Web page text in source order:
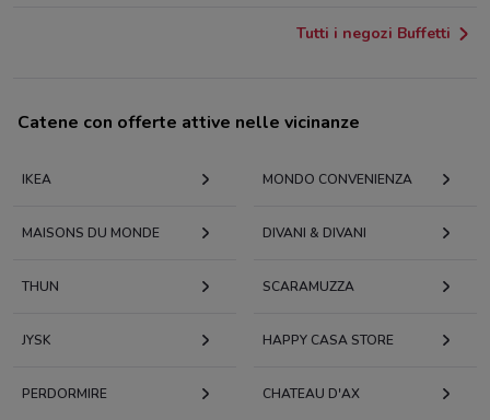
Tutti i negozi Buffetti
Catene con offerte attive nelle vicinanze
IKEA MONDO CONVENIENZA
MAISONS DU MONDE DIVANI & DIVANI
THUN SCARAMUZZA
JYSK HAPPY CASA STORE
PERDORMIRE CHATEAU D'AX